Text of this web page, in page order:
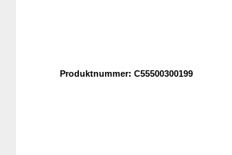
Produktnummer: C55500300199